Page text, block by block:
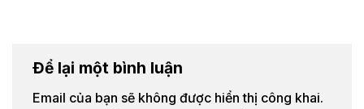
Để lại một bình luận
Email của bạn sẽ không được hiển thị công khai.